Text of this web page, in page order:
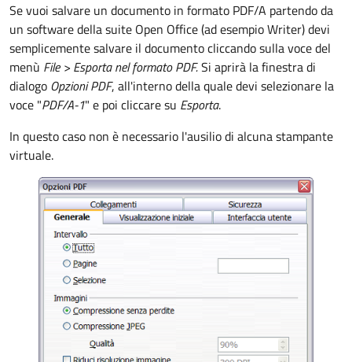
Se vuoi salvare un documento in formato PDF/A partendo da
un software della suite Open Office (ad esempio Writer) devi
semplicemente salvare il documento cliccando sulla voce del
menù File > Esporta nel formato PDF.Si aprirà la finestra di
dialogo Opzioni PDF, all'interno della quale devi selezionare la
voce "PDF/A-1" e poi cliccare su Esporta.
In questo caso non è necessario l'ausilio di alcuna stampante
virtuale.